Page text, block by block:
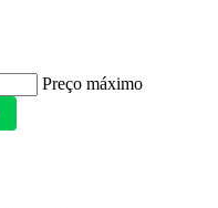
Preço máximo